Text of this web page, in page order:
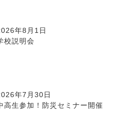
年8月1日
校説明会
年7月30日
高生参加！防災セミナー開催